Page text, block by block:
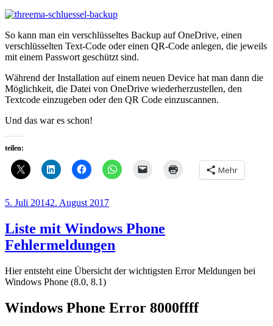
So kann man ein verschlüsseltes Backup auf OneDrive, einen
verschlüsselten Text-Code oder einen QR-Code anlegen, die jeweils
mit einem Passwort geschützt sind.
Während der Installation auf einem neuen Device hat man dann die
Möglichkeit, die Datei von OneDrive wiederherzustellen, den
Textcode einzugeben oder den QR Code einzuscannen.
Und das war es schon!
teilen:
Mehr
Veröffentlicht
5. Juli 20142. August 2017
Liste mit Windows Phone
Fehlermeldungen
Hier entsteht eine Übersicht der wichtigsten Error Meldungen bei
Windows Phone (8.0, 8.1)
Windows Phone Error 8000ffff